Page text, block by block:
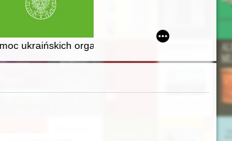
Naukowo-Badawczej przy Bydgoskim
i muzeów
interdyscyplinarnej, archeologia, architektura,
ukraińskich organizacji społecznych dla